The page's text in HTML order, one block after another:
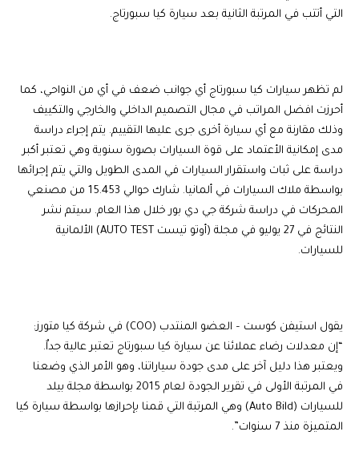
التي أتتب في المرتبة الثانية بعد سيارة كيا سبورتاج.
لم تظهر سيارات كيا سبورتاج أي جوانب ضعف في أي من النواحي، كما
أحرزت افضل المراتب في مجال التصميم الداخلي والخارجي والتكييف
وذلك مقارنة مع أي سيارة أخرى جرى عليها التقييم. يتم إجراء دراسة
مدى إمكانية الأعتماد على قوة السيارات بصورة سنوية وهي تعتبر أكبر
دراسة على ثبات واستقرار السيارات في المدى الطويل والتي يتم إجرائها
بواسطة ملاك السيارات في ألمانيا. شارك حوالي 15.453 من مصنعي
المحركات في دراسة شركة جي دي بور خلال هذا العام. سيتم نشر
النتائج في 27 يوليو في مجلة (أوتو تيست AUTO TEST) الألمانية
للسيارات.
يقول استيفن كوست – العضو المنتدب (COO) في شركة كيا متورز:
“إن معدلات رضاء عملائنا عن سيارة كيا سبورتاج تعتبر عالية جداٌ.
ويعتبر هذا دليل آخر على مدى جودة سياراتنا، وهو الأمر الذي وضعنا
في المرتبة الأولى في تقرير الجودة لعام 2015 بواسطة مجلة بيلد
للسيارات (Auto Bild) وهي المرتبة التي قمنا بإحرازها بواسطة سيارة كيا
المتميزة منذ 7 سنوات”.